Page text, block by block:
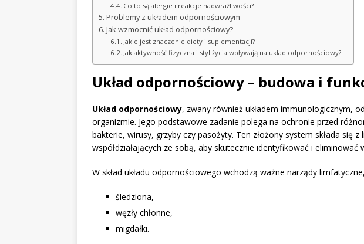
Co to są alergie i reakcje nadwrażliwości?
Problemy z układem odpornościowym
Jak wzmocnić układ odpornościowy?
Jakie jest znaczenie diety i suplementacji?
Jak aktywność fizyczna i styl życia wpływają na układ odpornościowy?
Układ odpornościowy – budowa i
Układ odpornościowy, zwany również układem immunologicznym,
organizmie. Jego podstawowe zadanie polega na ochronie przed
bakterie, wirusy, grzyby czy pasożyty. Ten złożony system składa się
współdziałających ze sobą, aby skutecznie identyfikować i eliminować
W skład układu odpornościowego wchodzą ważne narządy
śledziona,
węzły chłonne,
migdałki.